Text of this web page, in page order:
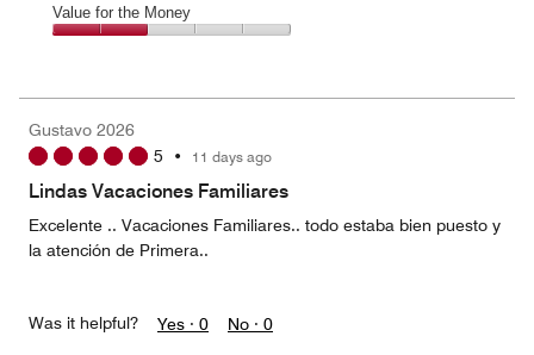
Value for the Money
2
out
of
Gustavo 2026
5 • 11 days ago
Lindas Vacaciones Familiares
Excelente .. Vacaciones Familiares.. todo estaba bien puesto y
la atención de Primera..
Was it helpful? Yes · 0 No · 0